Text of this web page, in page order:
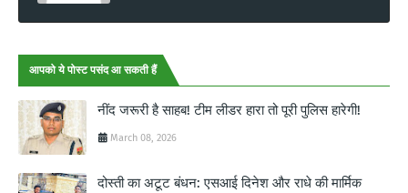
आपको ये पोस्ट पसंद आ सकती हैं
नींद जरूरी है साहब! टीम लीडर हारा तो पूरी पुलिस हारेगी!
March 08, 2026
दोस्ती का अटूट बंधन: एसआई दिनेश और राधे की मार्मिक